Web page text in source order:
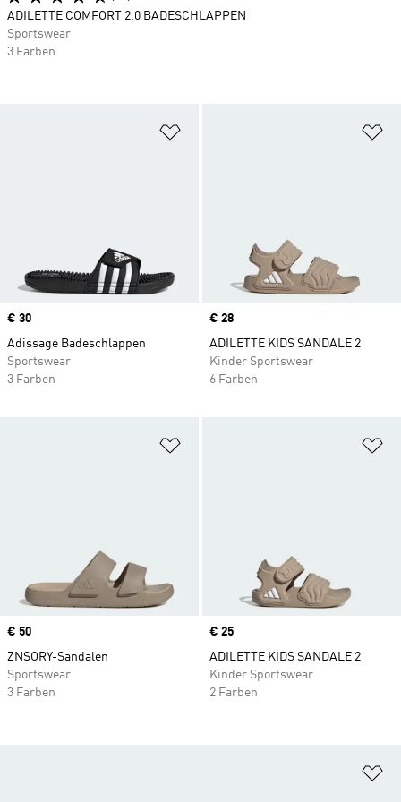
Price
€ 30
Adissage Badeschlappen
Sportswear
3 Farben
Price
€ 28
ADILETTE KIDS SANDALE 2
Kinder Sportswear
6 Farben
Price
€ 50
ZNSORY-Sandalen
Sportswear
3 Farben
Price
€ 25
ADILETTE KIDS SANDALE 2
Kinder Sportswear
2 Farben
ADILETTE COMFORT 2.0 BADESCHLAPPEN
Sportswear
3 Farben